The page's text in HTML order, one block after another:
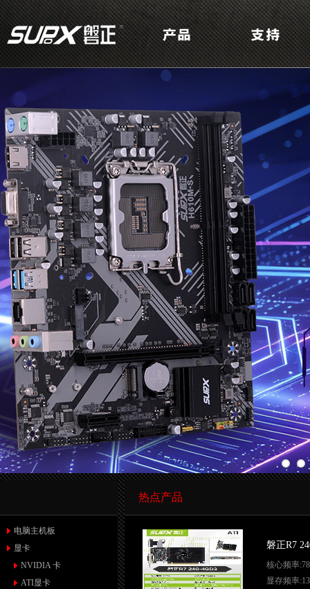
电脑主机板
显卡
NVIDIA 卡
ATI显卡
热点产品
磐正R7
核心频率
显存频率